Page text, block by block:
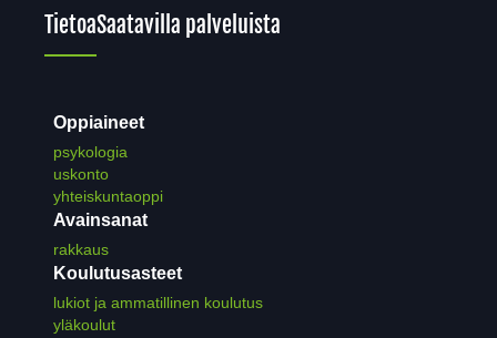
TietoaSaatavilla palveluista
Oppiaineet
psykologia
uskonto
yhteiskuntaoppi
Avainsanat
rakkaus
Koulutusasteet
lukiot ja ammatillinen koulutus
yläkoulut